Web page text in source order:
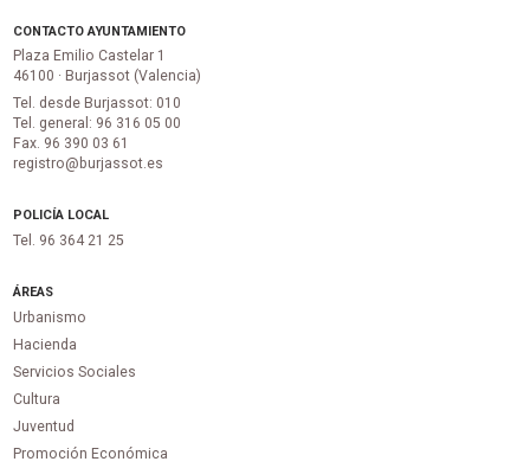
CONTACTO AYUNTAMIENTO
Plaza Emilio Castelar 1
46100 · Burjassot (Valencia)
Tel. desde Burjassot: 010
Tel. general: 96 316 05 00
Fax. 96 390 03 61
registro@burjassot.es
POLICÍA LOCAL
Tel. 96 364 21 25
ÁREAS
Urbanismo
Hacienda
Servicios Sociales
Cultura
Juventud
Promoción Económica